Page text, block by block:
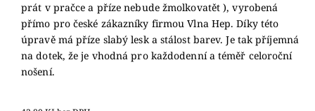
prát v pračce a příze nebude žmolkovatět ), vyrobená
přímo pro české zákazníky firmou Vlna Hep. Díky této
úpravě má příze slabý lesk a stálost barev. Je tak příjemná
na dotek, že je vhodná pro každodenní a téměř celoroční
nošení.